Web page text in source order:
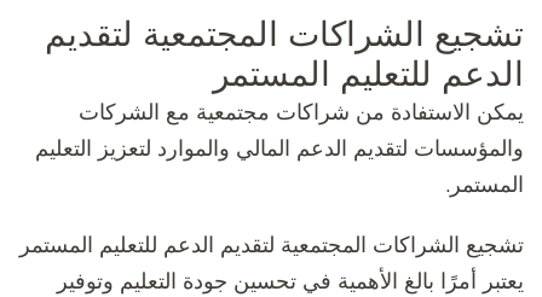
تشجيع الشراكات المجتمعية لتقديم
الدعم للتعليم المستمر
يمكن الاستفادة من شراكات مجتمعية مع الشركات
والمؤسسات لتقديم الدعم المالي والموارد لتعزيز التعليم
المستمر.
تشجيع الشراكات المجتمعية لتقديم الدعم للتعليم المستمر
يعتبر أمرًا بالغ الأهمية في تحسين جودة التعليم وتوفير